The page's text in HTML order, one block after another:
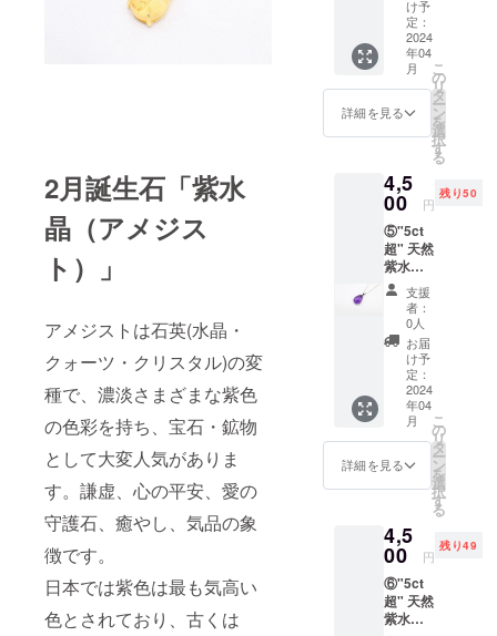
2月誕生石「紫水
晶（アメジス
ト）」
アメジストは石英(水晶・
クォーツ・クリスタル)の変
種で、濃淡さまざまな紫色
の色彩を持ち、宝石・鉱物
として大変人気がありま
す。謙虚、心の平安、愛の
守護石、癒やし、気品の象
徴です。
日本では紫色は最も気高い
色とされており、古くは
入って
いる場
合もご
ざいま
す。
なりま
すの
で、
形・色
合いな
ど若干
の違い
天然石
となり
で、わ
ずかに
インク
ルー
ジョン
と呼ば
れる内
包物な
どが
入って
いる場
合もご
す。
レス内
周：
40cm ※
オリジ
ナル
ボック
込みの
価格と
なりま
す。 ※
掲載写
真はサ
ンプル
写真に
なりま
すの
で、
形・色
合いな
ど若干
の違い
はござ
いま
ますの
で、わ
インク
ルー
ジョン
レス
【限定
50個】
■価格：
4,500円
■素材：
天然シ
トリ
Silver9
25(18K
GP)
■Main
Stone
シトリ
ンの大
きさ：
縦約
14mm×
横約
10mm
■ネック
レス内
周：
40cm ※
オリジ
送料
代・税
込みの
価格と
なりま
す。 ※
け予
定：
2024
年04
月
詳細を見る
こ
の
リ
タ
ー
ン
を
選
択
す
る
4,5
00 円
残り50
⑤"5ct
超" 天然
紫水晶
(アメジ
スト) シ
ルバー
ネック
レス
【限定
50個】
■価格：
4,500円
■素材：
天然ア
メジス
ト、
25
■Main
Stone
アメジ
ストの
大き
支援
者：
0人
お届
け予
定：
2024
年04
月
詳細を見る
こ
の
リ
タ
ー
ン
を
選
択
す
る
4,5
00 円
残り49
⑥"5ct
超" 天然
紫水晶